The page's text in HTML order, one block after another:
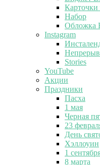
Карточки
Набор
Обложка
Instagram
Stories
YouTube
Акции
Праздники
Пасха
1 мая
Черная
23
День
Хэллоуин
1
8 марта